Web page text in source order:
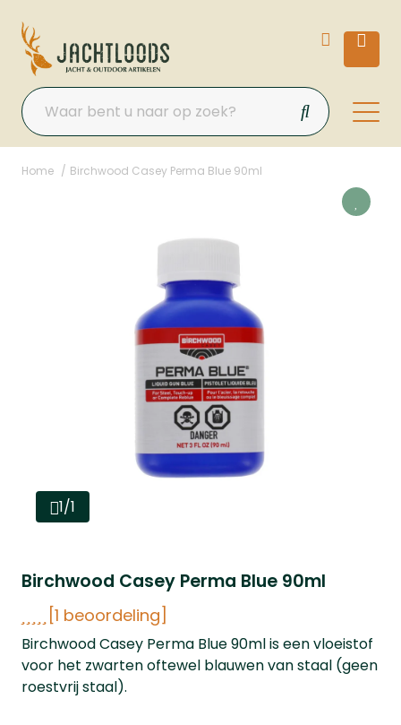
Home Birchwood Casey Perma Blue 90ml
1/1
Birchwood Casey Perma Blue 90ml
[1 beoordeling]
Birchwood Casey Perma Blue 90ml is een vloeistof
voor het zwarten oftewel blauwen van staal (geen
roestvrij staal).